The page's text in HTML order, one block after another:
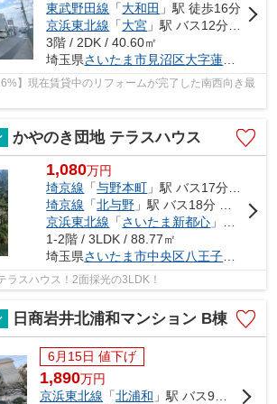
東武野田線 「大和田 」駅 徒歩16分
京浜東北線 「大宮 」駅 バス12分 「蓮沼」 停歩5分
3階 / 2DK / 40.60㎡
埼玉県さいたま市見沼区大字蓮沼
】現在賃貸中のリフォームが完了した南西向き最
かやのき団地 テラスハウス
1,080万円
埼京線 「与野本町 」駅 バス17分 「白鍬」 停歩5分
埼京線 「北与野 」駅 バス18分 「白鍬」 停歩4分
京浜東北線 「さいたま新都心 」駅 バス26分 「白鍬」 停歩4分
1-2階 / 3LDK / 88.77㎡
埼玉県さいたま市中央区八王子
ラスハウス！2面採光の3LDK！
日商岩井北浦和マンション B棟
6月15日 値下げ
1,890万円
京浜東北線 「北浦和 」駅 バス9分 「諏訪坂」 停歩5分